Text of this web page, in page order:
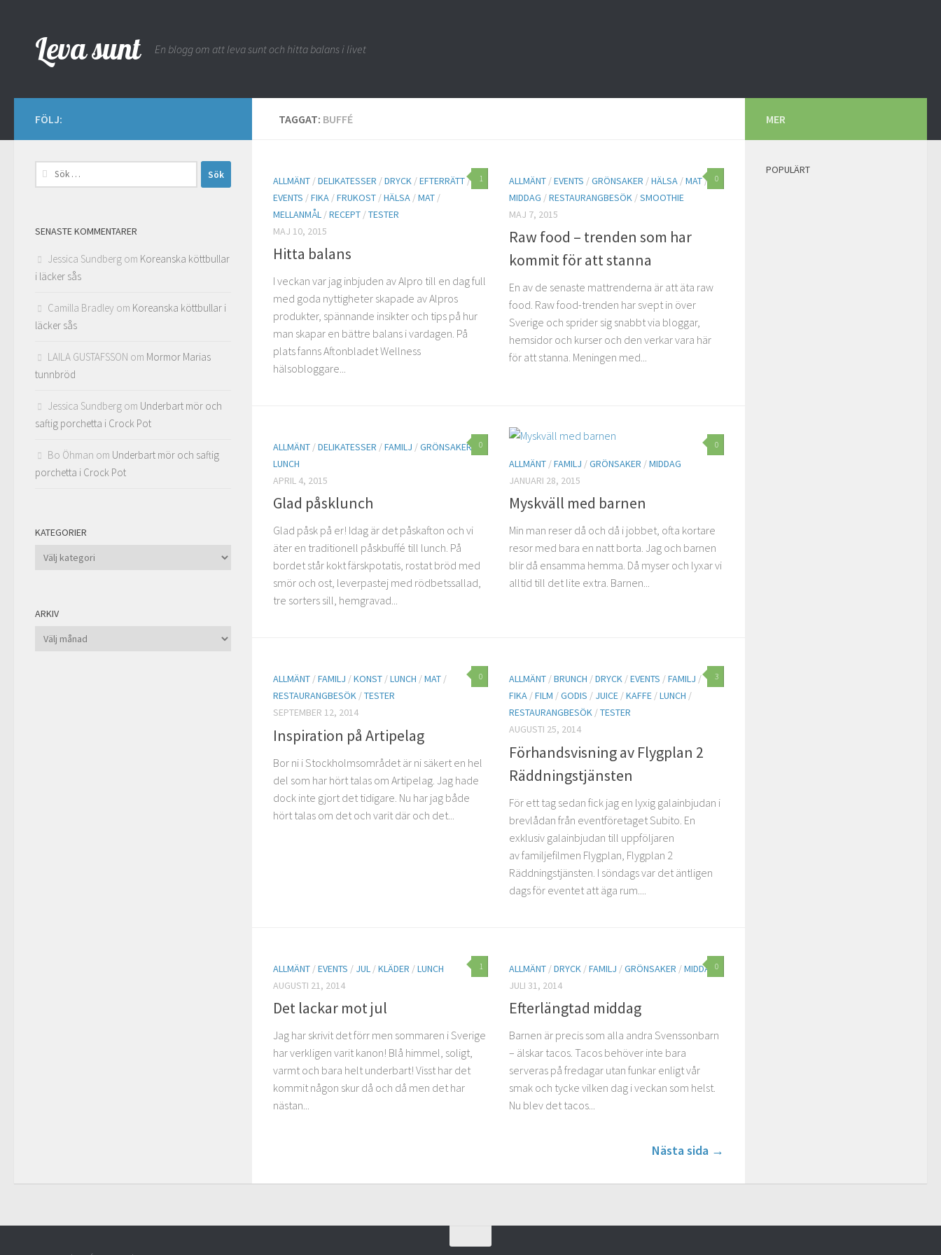
Leva sunt En blogg om att leva sunt och hitta balans i livet
TAGGAT: BUFFÉ
1
ALLMÄNT /DELIKATESSER /DRYCK /EFTERRÄTT/
EVENTS /FIKA /FRUKOST /HÄLSA /MAT /
MELLANMÅL /RECEPT /TESTER
MAJ 10, 2015
Hitta balans
I veckan var jag inbjuden av Alpro till en dag full
med goda nyttigheter skapade av Alpros
produkter, spännande insikter och tips på hur
man skapar en bättre balans i vardagen. På
plats fanns Aftonbladet Wellness
hälsobloggare...
0
ALLMÄNT /EVENTS /GRÖNSAKER /HÄLSA /MAT/
MIDDAG /RESTAURANGBESÖK /SMOOTHIE
MAJ 7, 2015
Raw food – trenden som har
kommit för att stanna
En av de senaste mattrenderna är att äta raw
food. Raw food-trenden har svept in över
Sverige och sprider sig snabbt via bloggar,
hemsidor och kurser och den verkar vara här
för att stanna. Meningen med...
0
ALLMÄNT /DELIKATESSER /FAMILJ /GRÖNSAKER
LUNCH
APRIL 4, 2015
Glad påsklunch
Glad påsk på er! Idag är det påskafton och vi
äter en traditionell påskbuffé till lunch. På
bordet står kokt färskpotatis, rostat bröd med
smör och ost, leverpastej med rödbetssallad,
tre sorters sill, hemgravad...
0
ALLMÄNT /FAMILJ /GRÖNSAKER /MIDDAG
JANUARI 28, 2015
Myskväll med barnen
Min man reser då och då i jobbet, ofta kortare
resor med bara en natt borta. Jag och barnen
blir då ensamma hemma. Då myser och lyxar vi
alltid till det lite extra. Barnen...
0
ALLMÄNT /FAMILJ /KONST /LUNCH /MAT /
RESTAURANGBESÖK /TESTER
SEPTEMBER 12, 2014
Inspiration på Artipelag
Bor ni i Stockholmsområdet är ni säkert en hel
del som har hört talas om Artipelag. Jag hade
dock inte gjort det tidigare. Nu har jag både
hört talas om det och varit där och det...
3
ALLMÄNT /BRUNCH /DRYCK /EVENTS /FAMILJ /
FIKA /FILM /GODIS / JUICE /KAFFE /LUNCH /
RESTAURANGBESÖK /TESTER
AUGUSTI 25, 2014
Förhandsvisning av Flygplan 2
Räddningstjänsten
För ett tag sedan fick jag en lyxig galainbjudan i
brevlådan från eventföretaget Subito. En
exklusiv galainbjudan till uppföljaren
av familjefilmen Flygplan, Flygplan 2
Räddningstjänsten. I söndags var det äntligen
dags för eventet att äga rum....
1
ALLMÄNT /EVENTS / JUL /KLÄDER /LUNCH
AUGUSTI 21, 2014
Det lackar mot jul
Jag har skrivit det förr men sommaren i Sverige
har verkligen varit kanon! Blå himmel, soligt,
varmt och bara helt underbart! Visst har det
kommit någon skur då och då men det har
nästan...
0
ALLMÄNT /DRYCK /FAMILJ /GRÖNSAKER /MIDDAG
JULI 31, 2014
Efterlängtad middag
Barnen är precis som alla andra Svenssonbarn
– älskar tacos. Tacos behöver inte bara
serveras på fredagar utan funkar enligt vår
smak och tycke vilken dag i veckan som helst.
Nu blev det tacos...
Nästa sida →
FÖLJ:
Sök
efter:
SENASTE KOMMENTARER
Jessica Sundberg om Koreanska köttbullar
i läcker sås
Camilla Bradley om Koreanska köttbullar i
läcker sås
LAILA GUSTAFSSON om Mormor Marias
tunnbröd
Jessica Sundberg om Underbart mör och
saftig porchetta i Crock Pot
Bo Öhman om Underbart mör och saftig
porchetta i Crock Pot
KATEGORIER
Kategorier
ARKIV
Arkiv
MER
POPULÄRT